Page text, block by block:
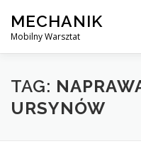
content
MECHANIK
Mobilny Warsztat
MOBILNY MECHANIK
TAG:
URSYNÓW